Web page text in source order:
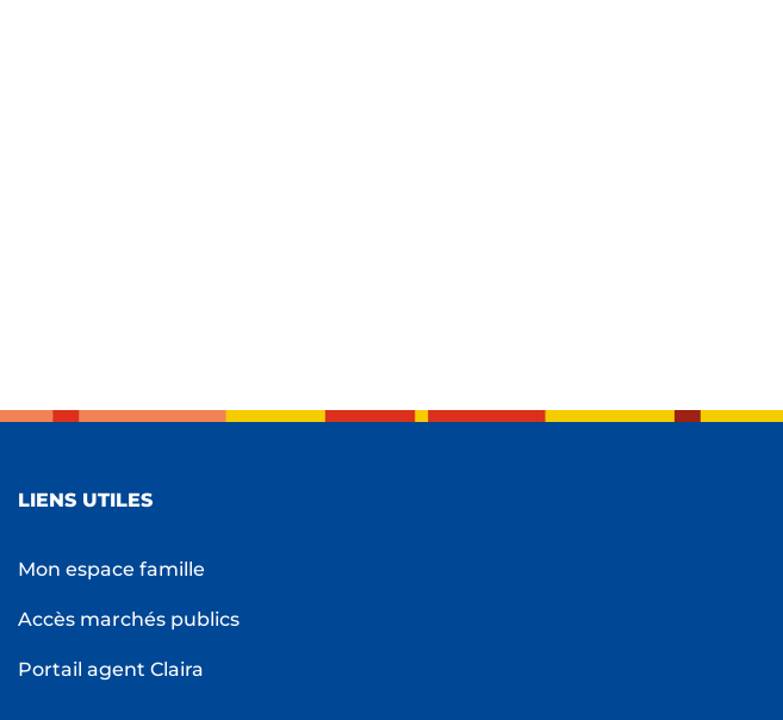
LIENS UTILES
Mon espace famille
Accès marchés publics
Portail agent Claira